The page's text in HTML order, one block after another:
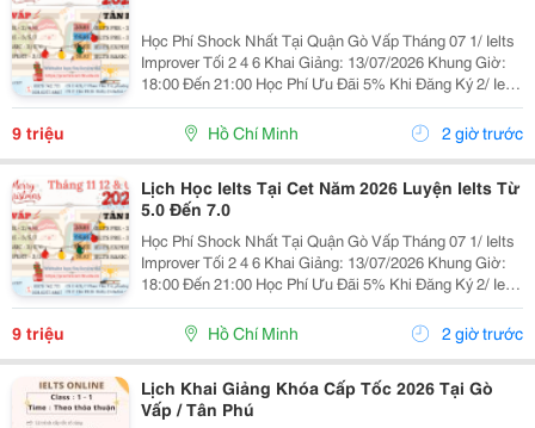
Học Phí Shock Nhất Tại Quận Gò Vấp Tháng 07 1/ Ielts
Improver Tối 2 4 6 Khai Giảng: 13/07/2026 Khung Giờ:
18:00 Đến 21:00 Học Phí Ưu Đãi 5% Khi Đăng Ký 2/ Ielts
Basic Tối 3 5 7 Khai Giảng: 07//07/2026 Khung Giờ:
18:00 Đến 21:00 ...
9 triệu Hồ Chí Minh 2 giờ trước
Lịch Học Ielts Tại Cet Năm 2026 Luyện Ielts Từ
5.0 Đến 7.0
Học Phí Shock Nhất Tại Quận Gò Vấp Tháng 07 1/ Ielts
Improver Tối 2 4 6 Khai Giảng: 13/07/2026 Khung Giờ:
18:00 Đến 21:00 Học Phí Ưu Đãi 5% Khi Đăng Ký 2/ Ielts
Basic Tối 3 5 7 Khai Giảng: 07//07/2026 Khung Giờ:
18:00 Đến 21:00 ...
9 triệu Hồ Chí Minh 2 giờ trước
Lịch Khai Giảng Khóa Cấp Tốc 2026 Tại Gò
Vấp / Tân Phú